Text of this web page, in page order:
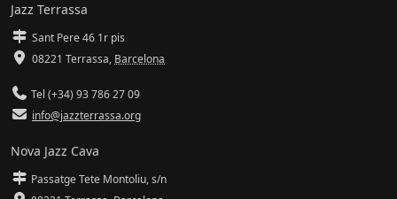
Jazz Terrassa
Sant Pere 46 1r pis
08221 Terrassa, Barcelona
Tel (+34) 93 786 27 09
info@jazzterrassa.org
Nova Jazz Cava
Passatge Tete Montoliu, s/n